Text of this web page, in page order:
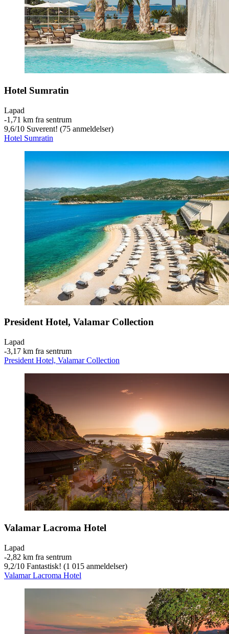
Hotel Sumratin
Lapad
‐1,71 km fra sentrum
9,6/10 Suverent! (75 anmeldelser)
Hotel Sumratin
President Hotel, Valamar Collection
Lapad
‐3,17 km fra sentrum
President Hotel, Valamar Collection
Valamar Lacroma Hotel
Lapad
‐2,82 km fra sentrum
9,2/10 Fantastisk! (1 015 anmeldelser)
Valamar Lacroma Hotel